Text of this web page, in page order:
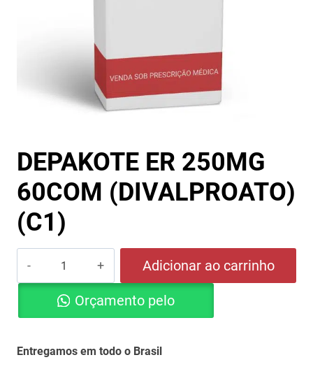
DEPAKOTE ER 250MG
60COM (DIVALPROATO)
(C1)
DEPAKOTE
ER
(DIVALPROATO)
Adicionar ao carrinho
Orçamento pelo
Entregamos em todo o Brasil